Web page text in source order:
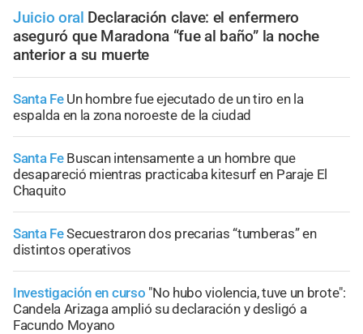
Juicio oral Declaración clave: el enfermero
aseguró que Maradona “fue al baño” la noche
anterior a su muerte
Santa Fe Un hombre fue ejecutado de un tiro en la
espalda en la zona noroeste de la ciudad
Santa Fe Buscan intensamente a un hombre que
desapareció mientras practicaba kitesurf en Paraje El
Chaquito
Santa FeSecuestraron dos precarias “tumberas” en
distintos operativos
Investigación en curso "No hubo violencia, tuve un brote":
Candela Arizaga amplió su declaración y desligó a
Facundo Moyano